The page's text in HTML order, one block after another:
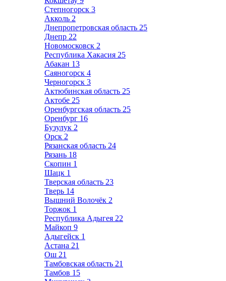
Степногорск 3
Акколь 2
Днепропетровская область 25
Днепр 22
Новомосковск 2
Республика Хакасия 25
Абакан 13
Саяногорск 4
Черногорск 3
Актюбинская область 25
Актобе 25
Оренбургская область 25
Оренбург 16
Бузулук 2
Орск 2
Рязанская область 24
Рязань 18
Скопин 1
Шацк 1
Тверская область 23
Тверь 14
Вышний Волочёк 2
Торжок 1
Республика Адыгея 22
Майкоп 9
Адыгейск 1
Астана 21
Ош 21
Тамбовская область 21
Тамбов 15